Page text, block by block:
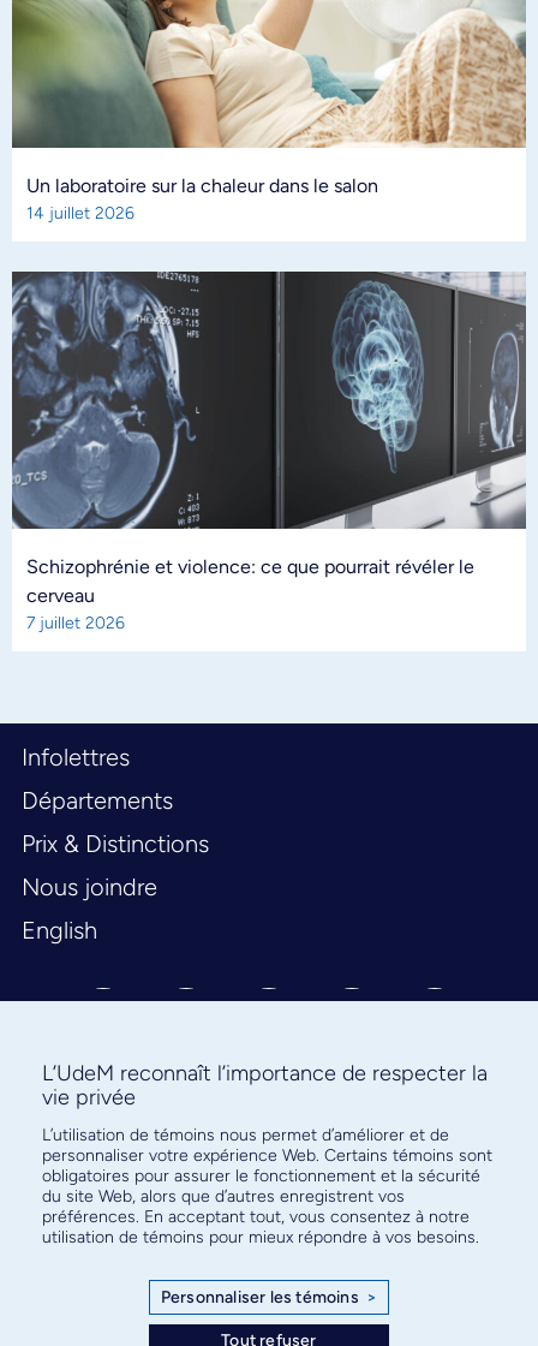
Un laboratoire sur la chaleur dans le salon
14 juillet 2026
Schizophrénie et violence: ce que pourrait révéler le
cerveau
7 juillet 2026
Infolettres
Départements
Prix & Distinctions
Nous joindre
English
Abonnez-vous à notre infolettre
pour connaître l’actualité facultaire
L’UdeM reconnaît l’importance de respecter la
vie privée
L’utilisation de témoins nous permet d’améliorer et de
personnaliser votre expérience Web. Certains témoins sont
obligatoires pour assurer le fonctionnement et la sécurité
du site Web, alors que d’autres enregistrent vos
préférences. En acceptant tout, vous consentez à notre
utilisation de témoins pour mieux répondre à vos besoins.
Personnaliser les témoins >
Tout refuser